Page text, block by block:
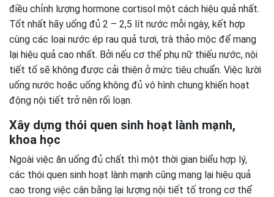
điều chỉnh lượng hormone cortisol một cách hiệu quả nhất.
Tốt nhất hãy uống đủ 2 – 2,5 lít nước mỗi ngày, kết hợp
cùng các loại nước ép rau quả tươi, trà thảo mộc để mang
lại hiệu quả cao nhất. Bởi nếu cơ thể phụ nữ thiếu nước, nội
tiết tố sẽ không được cải thiện ở mức tiêu chuẩn. Việc lười
uống nước hoặc uống không đủ vô hình chung khiến hoạt
động nội tiết trở nên rối loạn.
Xây dựng thói quen sinh hoạt lành mạnh,
khoa học
Ngoài việc ăn uống đủ chất thì một thời gian biểu hợp lý,
các thói quen sinh hoạt lành mạnh cũng mang lại hiệu quả
cao trong việc cân bằng lại lượng nội tiết tố trong cơ thể